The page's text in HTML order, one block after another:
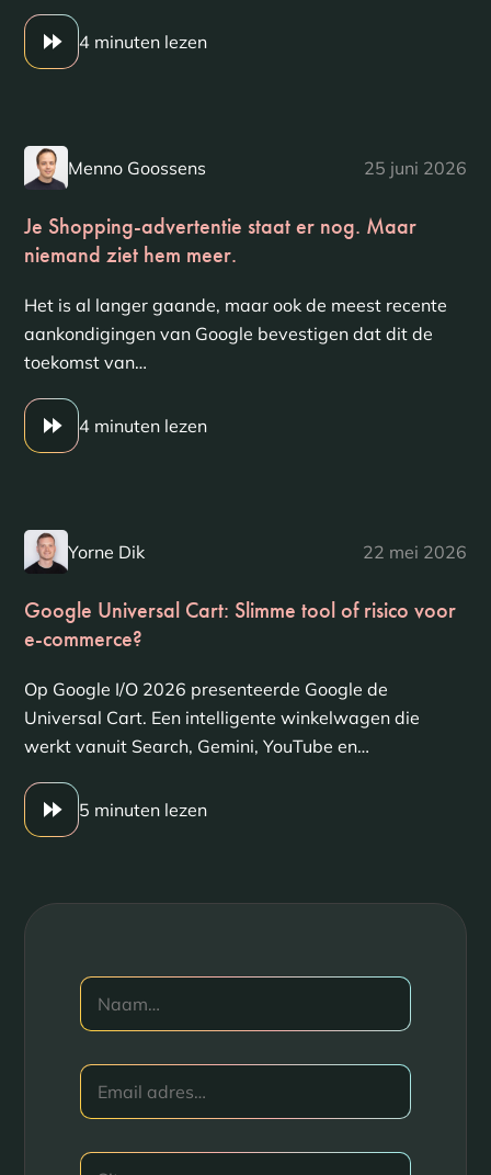
4 minuten lezen
Menno Goossens 25 juni 2026
Je Shopping-advertentie staat er nog. Maar
niemand ziet hem meer.
Het is al langer gaande, maar ook de meest recente
aankondigingen van Google bevestigen dat dit de
toekomst van…
4 minuten lezen
Yorne Dik 22 mei 2026
Google Universal Cart: Slimme tool of risico voor
e-commerce?
Op Google I/O 2026 presenteerde Google de
Universal Cart. Een intelligente winkelwagen die
werkt vanuit Search, Gemini, YouTube en…
5 minuten lezen